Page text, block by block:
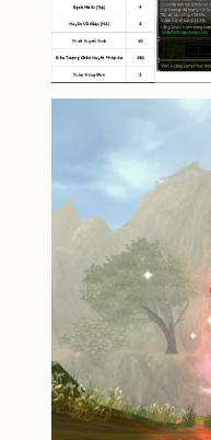
Ma vật 'PHÁ
vị anh
Tham chiến
I) Thông
Sau khi
ma vật'PHÁ
linh độ kiếp
VĨ XÀ,
chúng
thận!
1) Cách Tiêu
Phải tiêu
THIÊN KỲ
thủ vệ gồm
HOÀNG'đễ